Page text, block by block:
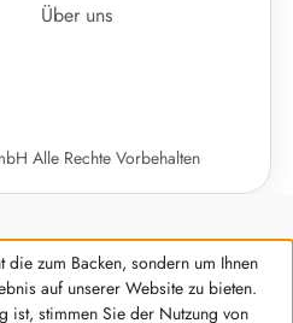
Über uns
Alle Rechte Vorbehalten
zum Backen, sondern um Ihnen
auf unserer Website zu bieten.
ist, stimmen Sie der Nutzung von